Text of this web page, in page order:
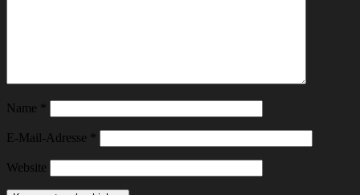
Name *
E-Mail-Adresse *
Website